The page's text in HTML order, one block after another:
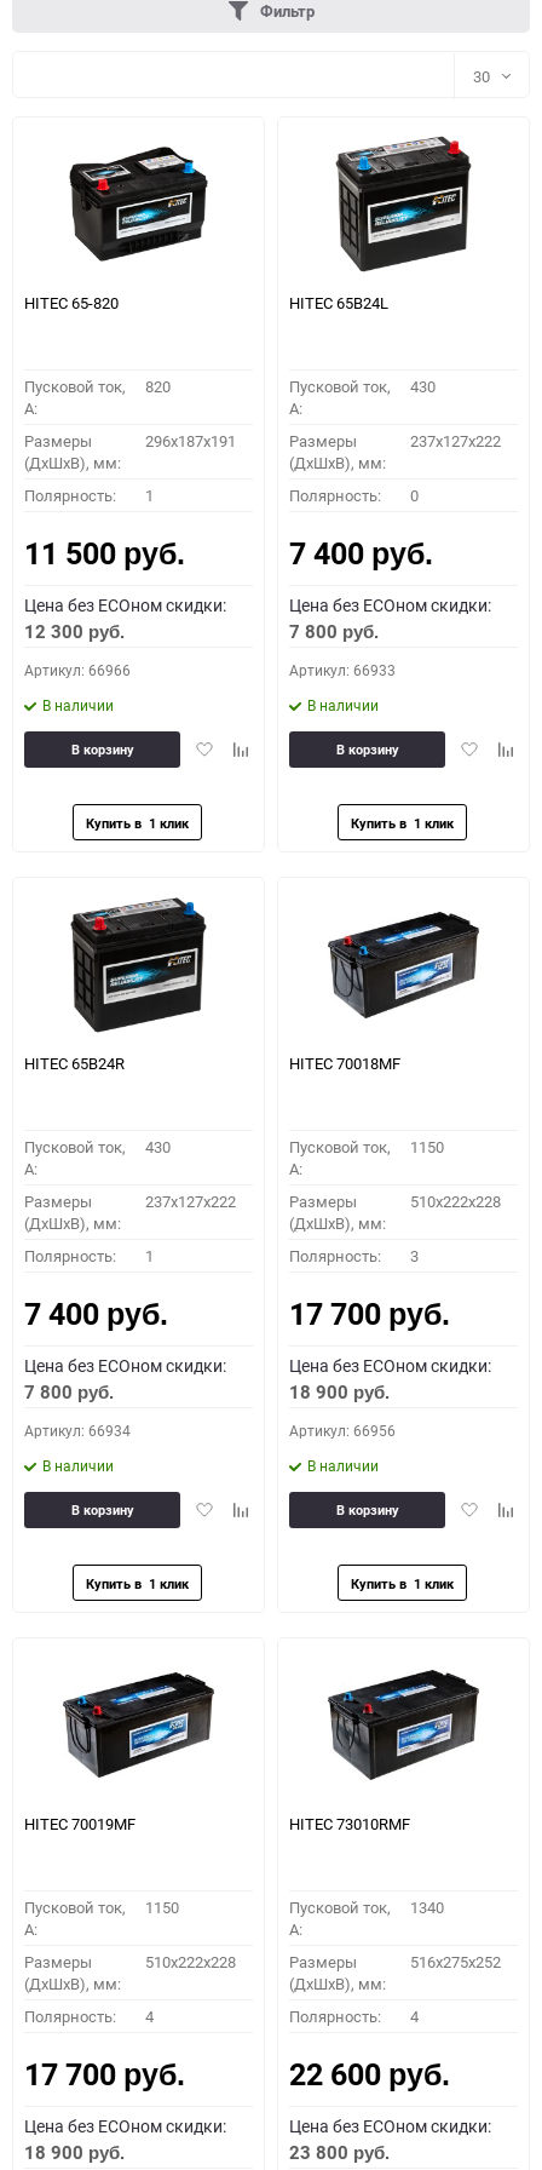
ПОДОБРАТЬ
Как определить полярность?
0 - обратная 1 - прямая 3 - обратная 4 - прямая
Фильтр
30
30
60
90
HITEC 65-820
Пусковой ток,
A:
820
Размеры
(ДхШхВ), мм:
296х187х191
Полярность: 1
11 500 руб.
Цена без ECOном скидки:
12 300 руб.
Артикул: 66966
В наличии
ДобавитьДобавить
В корзину
HITEC 65B24L
Пусковой ток,
A:
430
Размеры
(ДхШхВ), мм:
237x127x222
Полярность: 0
7 400 руб.
Цена без ECOном скидки:
7 800 руб.
Артикул: 66933
В наличии
Добавить
В корзину
HITEC 65B24R
Пусковой ток,
A:
430
Размеры
(ДхШхВ), мм:
237x127x222
Полярность: 1
7 400 руб.
Цена без ECOном скидки:
7 800 руб.
Артикул: 66934
В наличии
ДобавитьДобавить
В корзину
HITEC 70018MF
Пусковой ток,
A:
1150
Размеры
(ДхШхВ), мм:
510x222x228
Полярность: 3
17 700 руб.
Цена без ECOном скидки:
18 900 руб.
Артикул: 66956
В наличии
Добавить
В корзину
HITEC 70019MF
Пусковой ток,
A:
1150
Размеры
(ДхШхВ), мм:
510x222x228
Полярность: 4
17 700 руб.
Цена без ECOном скидки:
18 900 руб.
HITEC 73010RMF
Пусковой ток,
A:
1340
Размеры
(ДхШхВ), мм:
516x275x252
Полярность: 4
22 600 руб.
Цена без ECOном скидки:
23 800 руб.